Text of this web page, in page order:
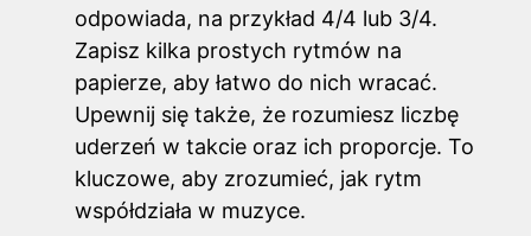
odpowiada, na przykład 4/4 lub 3/4.
Zapisz kilka prostych rytmów na
papierze, aby łatwo do nich wracać.
Upewnij się także, że rozumiesz liczbę
uderzeń w takcie oraz ich proporcje. To
kluczowe, aby zrozumieć, jak rytm
współdziała w muzyce.